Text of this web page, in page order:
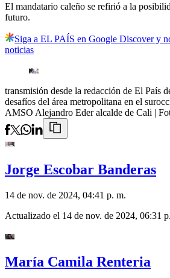
El mandatario caleño se refirió a la
futuro.
Siga a EL PAÍS en Google Discover y
noticias
transmisión desde la redacción de El País
desafíos del área metropolitana en el
AMSO Alejandro Eder alcalde de Cali |
Jorge Escobar Banderas
14 de nov. de 2024, 04:41 p. m.
Actualizado el 14 de nov. de 2024, 06:31
María Camila Renteria